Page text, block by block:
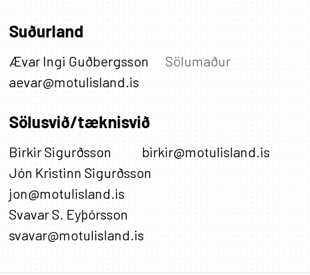
Suðurland
Nafn
Ævar Ingi Guðbergsson Starfsheiti
Sölumaður
aevar@motulisland.is
Sölusvið/tæknisvið
Nafn
Birkir Sigurðsson Starfsheiti
Netfang
birkir@motulisland.is
Nafn
Jón Kristinn Sigurðsson
jon@motulisland.is
Nafn
Svavar S. Eyþórsson
svavar@motulisland.is